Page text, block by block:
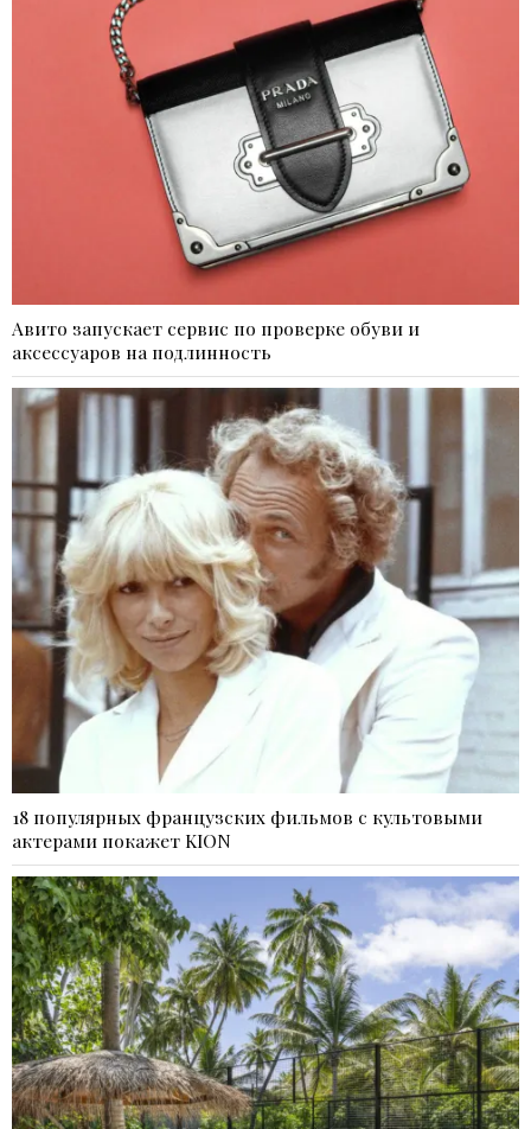
Авито запускает сервис по проверке обуви и
аксессуаров на подлинность
18 популярных французских фильмов с культовыми
актерами покажет KION